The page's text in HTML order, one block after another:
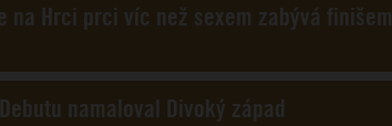
na Hrci prci víc než sexem zabývá finišem
namaloval Divoký západ